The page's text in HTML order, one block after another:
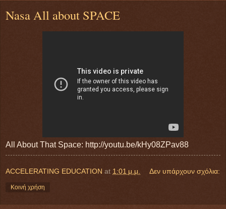
Nasa All about SPACE
All About That Space: http://youtu.be/kHy08ZPav88
ACCELERATING EDUCATION at 1:01 μ.μ. Δεν υπάρχουν σχόλια:
Κοινή χρήση